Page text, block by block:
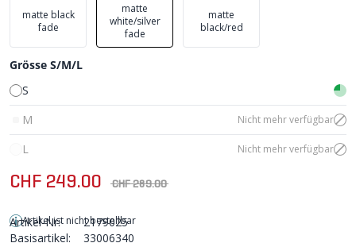
matte black
fade
matte
white/silver
fade
matte
black/red
Grösse S/M/L
S
M
Nicht mehr verfügbar
L Nicht mehr verfügbar
CHF 249.00 CHF 289.00
Artikel ist nicht bestellbar
Artikel-Nr:
2179025
Basisartikel:
33006340